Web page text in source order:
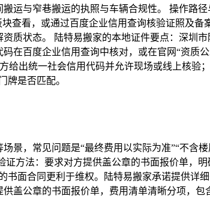
运与窄巷搬运的执照与车辆合规性。 操作路
查看，或通过百度企业信用查询核验证照及
质状态。 陆特易搬家的本地证件要点：深圳
在百度企业信用查询中核对，或在官网“资
给出统一社会信用代码并允许现场或线上核
牌是否匹配。
景，常见问题是“最终费用以实际为准”“不含
方法：要求对方提供盖公章的书面报价单，
书面合同更利于维权。陆特易搬家承诺提供
盖公章的书面报价单，费用清单清晰分项，